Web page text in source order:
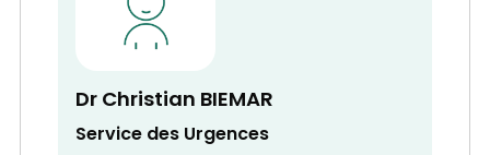
Dr Christian BIEMAR
Service des Urgences